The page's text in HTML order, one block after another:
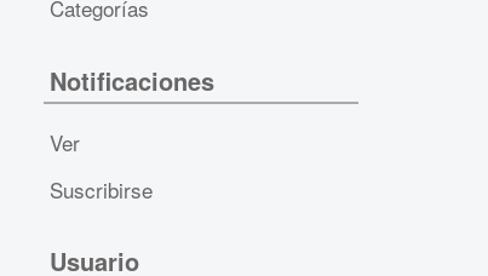
Categorías
Notificaciones
Ver
Suscribirse
Usuario